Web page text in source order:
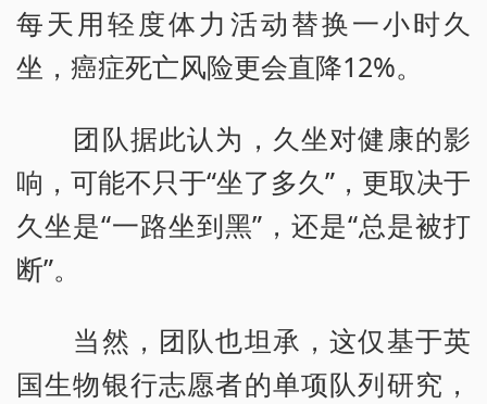
每天用轻度体力活动替换一小时久
坐，癌症死亡风险更会直降12%。
团队据此认为，久坐对健康的影
响，可能不只于“坐了多久”，更取决于
久坐是“一路坐到黑”，还是“总是被打
断”。
当然，团队也坦承，这仅基于英
国生物银行志愿者的单项队列研究，